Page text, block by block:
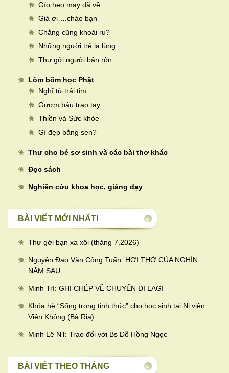
Gío heo may đã về ….
Già ơi….chào bạn
Chẳng cũng khoái ru?
Những người trẻ lạ lùng
Thư gởi người bận rộn
Lõm bõm học Phật
Nghĩ từ trái tim
Gươm báu trao tay
Thiền và Sức khỏe
Gì đẹp bằng sen?
Thư cho bé sơ sinh và các bài thơ khác
Đọc sách
Nghiên cứu khoa học, giảng dạy
BÀI VIẾT MỚI NHẤT!
Thư gởi bạn xa xôi (tháng 7.2026)
Nguyên Đạo Văn Công Tuấn: HƠI THỞ CỦA NGHÌN
NĂM SAU
Minh Trí: GHI CHÉP VỀ CHUYẾN ĐI LAGI
Khóa hè “Sống trong tỉnh thức” cho học sinh tại Ni viện
Viên Không (Bà Rịa).
Minh Lê NT: Trao đổi với Bs Đỗ Hồng Ngọc
BÀI VIẾT THEO THÁNG